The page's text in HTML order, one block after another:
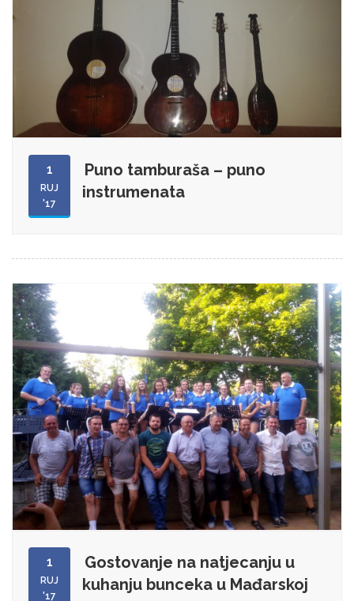
1
RUJ
'17
Puno tamburaša – puno
instrumenata
1
RUJ
'17
Gostovanje na natjecanju u
kuhanju bunceka u Mađarskoj